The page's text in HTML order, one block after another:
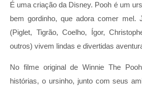
É uma criação da Disney. Pooh é um
bem gordinho, que adora comer mel.
(Piglet, Tigrão, Coelho, Ígor,
outros) vivem lindas e divertidas
No filme original de Winnie The
histórias, o ursinho, junto com seus